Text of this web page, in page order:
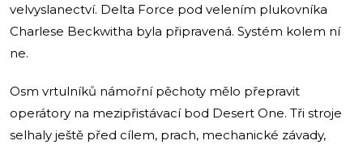
velvyslanectví. Delta Force pod velením plukovníka
Charlese Beckwitha byla připravená. Systém kolem ní
ne.
Osm vrtulníků námořní pěchoty mělo přepravit
operátory na mezipřistávací bod Desert One. Tři stroje
selhaly ještě před cílem, prach, mechanické závady,